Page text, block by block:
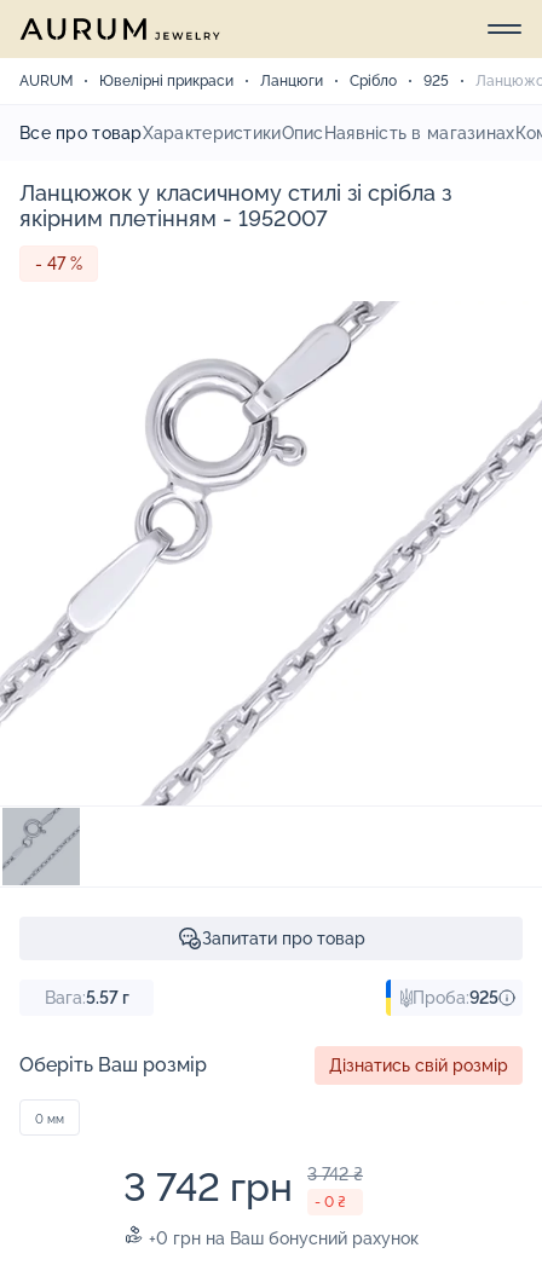
AURUM Ювелірні прикраси Ланцюги Срібло 925
Все про товарХарактеристикиОпис Наявність в магазинах
Ланцюжок у класичному стилі зі срібла з
якірним плетінням - 1952007
- 47 %
Запитати про товар
Вага:5.57г Проба:925
Оберіть Ваш розмір Дізнатись свій розмір
0 мм
3 742 грн 3 742 ₴
- 0 ₴
+0 грн на Ваш бонусний рахунок